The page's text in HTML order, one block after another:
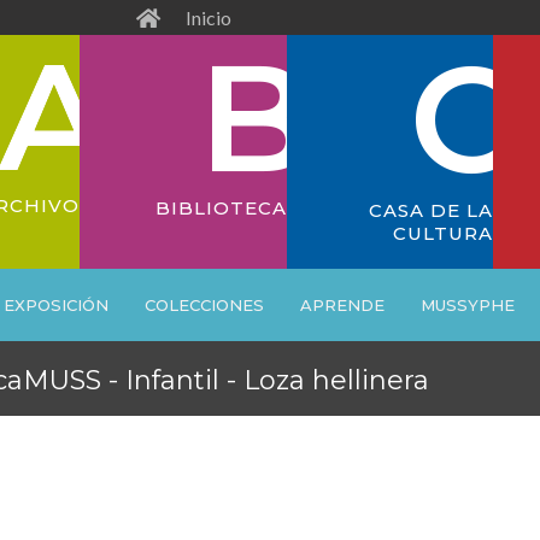
Inicio
BIBLIOTECA
CASA DE LA
CULTURA
EXPOSICIÓN COLECCIONES APRENDE MUSSYPHE
- Infantil - Loza hellinera